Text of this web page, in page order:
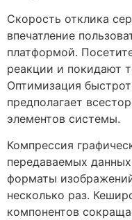
Скорость отклика
впечатление
платформой.
реакции и покидают
Оптимизация
предполагает
элементов системы.
Компрессия
передаваемых
форматы
несколько раз.
компонентов